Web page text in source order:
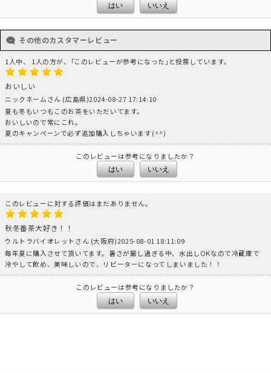
はい いいえ
その他のカスタマーレビュー
1人中、 1人の方が、｢このレビューが参考になった｣と投票しています。
おいしい
ニックネームさん (広島県)2024-08-27 17:14:10
夏も冬もいつもこのお茶をいただいてます。
おいしいので常にこれ。
夏のキャンペーンで必ず追加購入しちゃいます(⁠^⁠^⁠)
このレビューは参考になりましたか？
はい いいえ
このレビューに対する評価はまだありません。
秋冬番茶大好き！！
ウルトラバイオレットさん (大阪府)2025-08-01 18:11:09
毎年夏に購入させて頂いてます。暑さが厳し過ぎる中、水出しOKなので冷蔵庫で
冷やして飲め、美味しいので、リピーターになってしまいました！！
このレビューは参考になりましたか？
はい いいえ